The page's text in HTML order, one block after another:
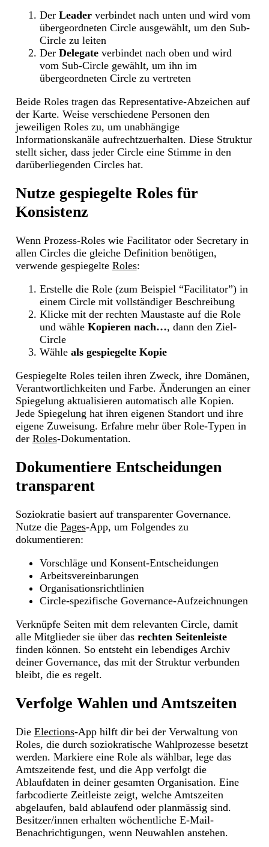
Der Leaderverbindet nach unten und wird vom
übergeordneten Circle ausgewählt, um den Sub-
Circle zu leiten
Der Delegateverbindet nach oben und wird
vom Sub-Circle gewählt, um ihn im
übergeordneten Circle zu vertreten
Beide Roles tragen das Representative-Abzeichen auf
der Karte. Weise verschiedene Personen den
jeweiligen Roles zu, um unabhängige
Informationskanäle aufrechtzuerhalten. Diese Struktur
stellt sicher, dass jeder Circle eine Stimme in den
darüberliegenden Circles hat.
Nutze gespiegelte Roles für
Konsistenz
Wenn Prozess-Roles wie Facilitator oder Secretary in
allen Circles die gleiche Definition benötigen,
verwende gespiegelte Roles:
Erstelle die Role (zum Beispiel “Facilitator”) in
einem Circle mit vollständiger Beschreibung
Klicke mit der rechten Maustaste auf die Role
und wähle Kopieren nach…, dann den Ziel-
Circle
Wähle als gespiegelte Kopie
Gespiegelte Roles teilen ihren Zweck, ihre Domänen,
Verantwortlichkeiten und Farbe. Änderungen an einer
Spiegelung aktualisieren automatisch alle Kopien.
Jede Spiegelung hat ihren eigenen Standort und ihre
eigene Zuweisung. Erfahre mehr über Role-Typen in
der Roles-Dokumentation.
Dokumentiere Entscheidungen
transparent
Soziokratie basiert auf transparenter Governance.
Nutze die Pages-App, um Folgendes zu
dokumentieren:
Vorschläge und Konsent-Entscheidungen
Arbeitsvereinbarungen
Organisationsrichtlinien
Circle-spezifische Governance-Aufzeichnungen
Verknüpfe Seiten mit dem relevanten Circle, damit
alle Mitglieder sie über das rechten Seitenleiste
finden können. So entsteht ein lebendiges Archiv
deiner Governance, das mit der Struktur verbunden
bleibt, die es regelt.
Verfolge Wahlen und Amtszeiten
Die Elections-App hilft dir bei der Verwaltung von
Roles, die durch soziokratische Wahlprozesse besetzt
werden. Markiere eine Role als wählbar, lege das
Amtszeitende fest, und die App verfolgt die
Ablaufdaten in deiner gesamten Organisation. Eine
farbcodierte Zeitleiste zeigt, welche Amtszeiten
abgelaufen, bald ablaufend oder planmässig sind.
Besitzer/innen erhalten wöchentliche E-Mail-
Benachrichtigungen, wenn Neuwahlen anstehen.